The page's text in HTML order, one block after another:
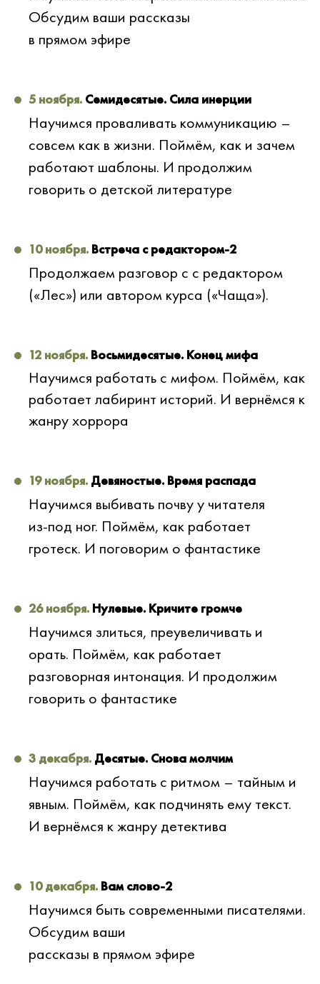
Обсудим ваши рассказы
в прямом эфире
5 ноября. Семидесятые. Сила инерции
Научимся проваливать коммуникацию –
совсем как в жизни. Поймём, как и зачем
работают шаблоны. И продолжим
говорить о детской литературе
10 ноября. Встреча с редактором-2
Продолжаем разговор с с редактором
(«Лес») или автором курса («Чаща»).
12 ноября. Восьмидесятые. Конец мифа
Научимся работать с мифом. Поймём, как
работает лабиринт историй. И вернёмся к
жанру хоррора
19 ноября. Девяностые. Время распада
Научимся выбивать почву у читателя
из-под ног. Поймём, как работает
гротеск. И поговорим о фантастике
26 ноября. Нулевые. Кричите громче
Научимся злиться, преувеличивать и
орать. Поймём, как работает
разговорная интонация. И продолжим
говорить о фантастике
3 декабря. Десятые. Снова молчим
Научимся работать с ритмом – тайным и
явным. Поймём, как подчинять ему текст.
И вернёмся к жанру детектива
10 декабря. Вам слово-2
Научимся быть современными писателями.
Обсудим ваши
рассказы в прямом эфире